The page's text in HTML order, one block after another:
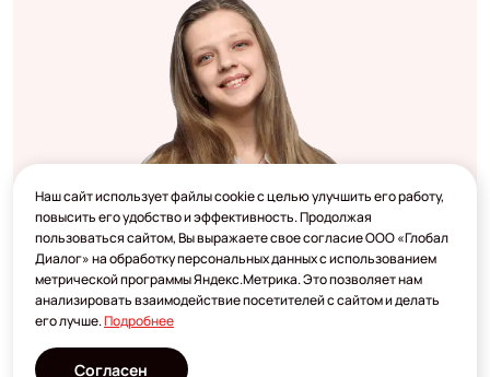
Наш сайт использует файлы cookie с целью улучшить его работу,
повысить его удобство и эффективность. Продолжая
пользоваться сайтом, Вы выражаете свое согласие ООО «Глобал
Диалог» на обработку персональных данных с использованием
метрической программы Яндекс.Метрика. Это позволяет нам
анализировать взаимодействие посетителей с сайтом и делать
его лучше.Подробнее
Согласен